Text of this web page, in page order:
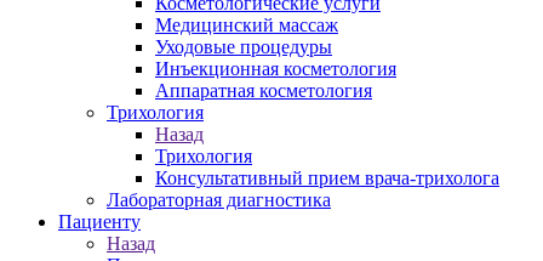
Медицинский массаж
Уходовые процедуры
Инъекционная косметология
Аппаратная косметология
Трихология
Назад
Трихология
Консультативный прием врача-трихолога
Лабораторная диагностика
Пациенту
Назад